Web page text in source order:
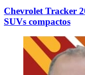
Chevrolet Tracker
SUVs compactos